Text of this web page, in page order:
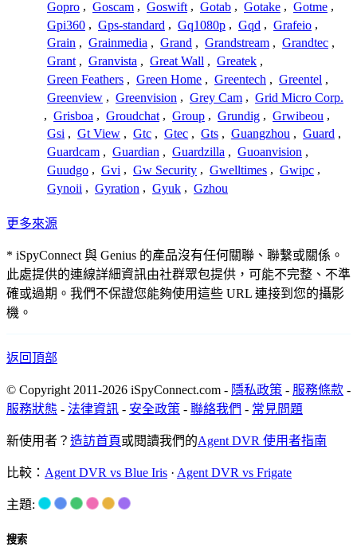
Gopro , Goscam , Goswift , Gotab , Gotake , Gotme ,
Gpi360 , Gps-standard , Gq1080p , Gqd , Grafeio ,
Grain , Grainmedia , Grand , Grandstream , Grandtec ,
Grant , Granvista , Great Wall , Greatek ,
Green Feathers , Green Home , Greentech , Greentel ,
Greenview , Greenvision , Grey Cam , Grid Micro Corp.
, Grisboa , Groudchat , Group , Grundig , Grwibeou ,
Gsi , Gt View , Gtc , Gtec , Gts , Guangzhou , Guard ,
Guardcam , Guardian , Guardzilla , Guoanvision ,
Guudgo , Gvi , Gw Security , Gwelltimes , Gwipc ,
Gynoii , Gyration , Gyuk , Gzhou
更多來源
* iSpyConnect 與 Genius 的產品沒有任何關聯、聯繫或關係。
此處提供的連線詳細資訊由社群眾包提供，可能不完整、不準
確或過期。我們不保證您能夠使用這些 URL 連接到您的攝影
機。
返回頂部
© Copyright 2011-2026 iSpyConnect.com - 隱私政策 - 服務條款 -
服務狀態 - 法律資訊 - 安全政策 - 聯絡我們 - 常見問題
新使用者？ 造訪首頁或閱讀我們的Agent DVR 使用者指南
比較： Agent DVR vs Blue Iris · Agent DVR vs Frigate
主題:
搜索